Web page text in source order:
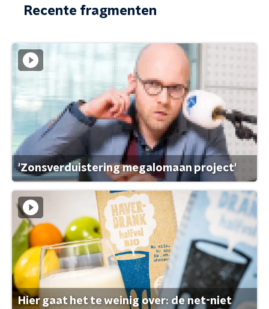
Recente fragmenten
'Zonsverduistering megalomaan project'
Hier gaat het te weinig over: de net-niet